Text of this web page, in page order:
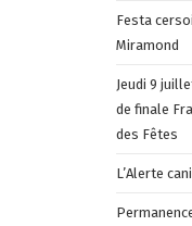
Festa
Miramond
Jeudi 9
de finale
des Fêtes
L’Alerte